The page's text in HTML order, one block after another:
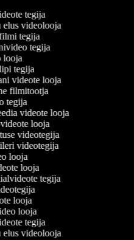
tegija
elus videolooja
tegija
tegija
looja
tegija
videote looja
filmitootja
tegija
videote looja
videote looja
videotegija
videotegija
looja
looja
tegija
looja
looja
tegija
elus videolooja